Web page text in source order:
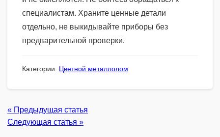
специалистам. Храните ценные детали
отдельно, не выкидывайте приборы без
предварительной проверки.
Категории: Цветной металлолом
« Предыдущая статья
Следующая статья »